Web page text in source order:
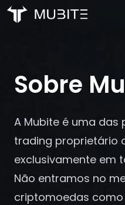
Depoimentos
Trading
Sobre Nós
Sobre
A Mubite é uma das
trading proprietário
exclusivamente em
Não entramos no
criptomoedas